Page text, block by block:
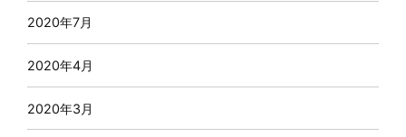
2020年7月
2020年4月
2020年3月